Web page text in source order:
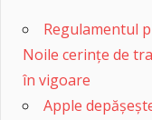
Regulamentul
Noile cerințe de
în vigoare
Apple